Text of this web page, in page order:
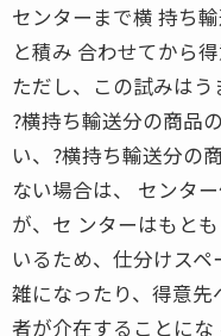
センターまで横 持ち
と積み 合わせてから
ただし、この試みはう
?横持ち輸送分の商品
い、?横持ち輸送分の
ない場合は、 センタ
が、セ ンターはもと
いるため、仕分けス
雑になったり、得意
者が介在することに